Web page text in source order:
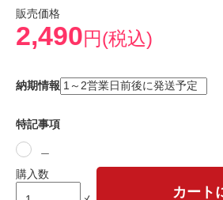
販売価格
2,490円(税込)
納期情報
特記事項
購入数
カート